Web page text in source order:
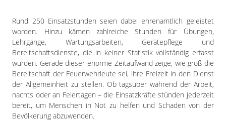
Rund 250 Einsatzstunden seien dabei ehrenamtlich geleistet
worden. Hinzu kämen zahlreiche Stunden für Übungen,
Lehrgänge, Wartungsarbeiten, Gerätepflege und
Bereitschaftsdienste, die in keiner Statistik vollständig erfasst
würden. Gerade dieser enorme Zeitaufwand zeige, wie groß die
Bereitschaft der Feuerwehrleute sei, ihre Freizeit in den Dienst
der Allgemeinheit zu stellen. Ob tagsüber während der Arbeit,
nachts oder an Feiertagen – die Einsatzkräfte stünden jederzeit
bereit, um Menschen in Not zu helfen und Schaden von der
Bevölkerung abzuwenden.